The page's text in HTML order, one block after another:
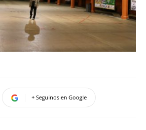
+ Seguinos en Google